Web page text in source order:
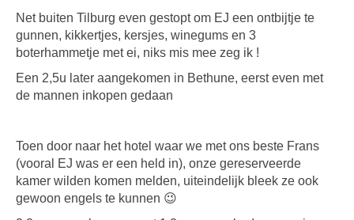
Net buiten Tilburg even gestopt om EJ een ontbijtje te
gunnen, kikkertjes, kersjes, winegums en 3
boterhammetje met ei, niks mis mee zeg ik !
Een 2,5u later aangekomen in Bethune, eerst even met
de mannen inkopen gedaan
Toen door naar het hotel waar we met ons beste Frans
(vooral EJ was er een held in), onze gereserveerde
kamer wilden komen melden, uiteindelijk bleek ze ook
gewoon engels te kunnen 😉